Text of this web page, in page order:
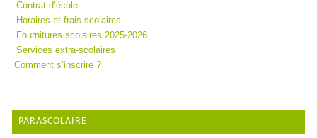
Contrat d’école
Horaires et frais scolaires
Fournitures scolaires 2025-2026
Services extra-scolaires
Comment s’inscrire ?
PARASCOLAIRE